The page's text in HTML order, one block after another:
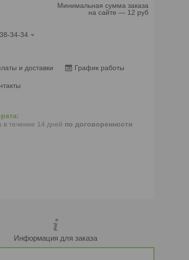
Минимальная сумма заказа
на сайте — 12 руб
34-34
и доставки График работы
в течение 14 дней по договоренности
Информация для заказа